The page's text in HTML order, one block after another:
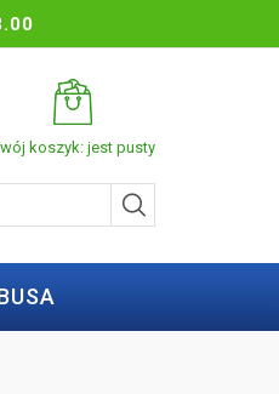
koszyk: jest pusty